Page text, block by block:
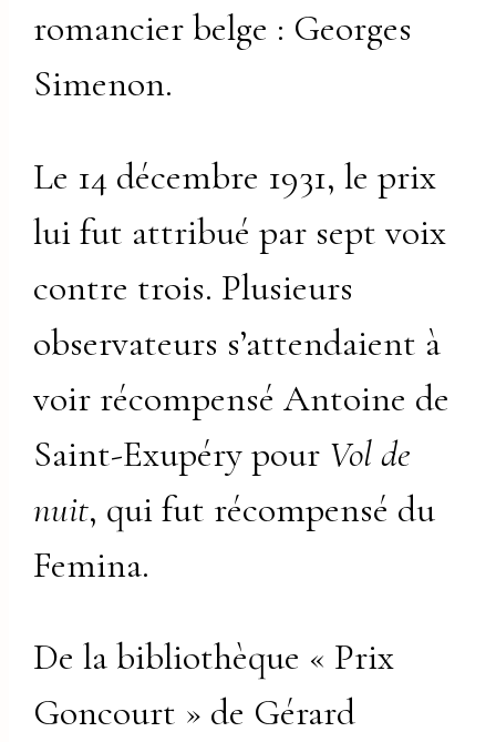
romancier belge : Georges
Simenon.
Le 14 décembre 1931, le prix
lui fut attribué par sept voix
contre trois. Plusieurs
observateurs s’attendaient à
voir récompensé Antoine de
Saint-Exupéry pour Vol de
nuit, qui fut récompensé du
Femina.
De la bibliothèque « Prix
Goncourt » de Gérard